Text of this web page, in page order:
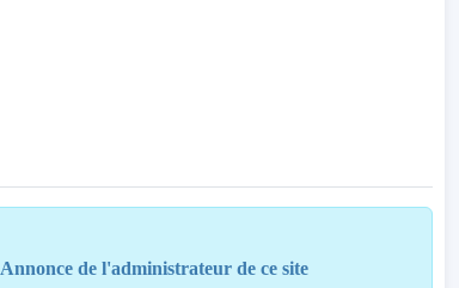
Annonce de l'administrateur de ce site